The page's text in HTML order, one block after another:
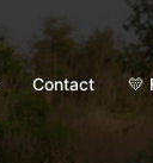
Contact 💛